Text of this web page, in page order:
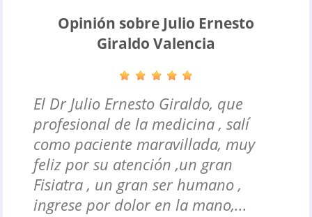
Opinión sobre Julio Ernesto
Giraldo Valencia
El Dr Julio Ernesto Giraldo, que
profesional de la medicina , salí
como paciente maravillada, muy
feliz por su atención ,un gran
Fisiatra , un gran ser humano ,
ingrese por dolor en la mano,...